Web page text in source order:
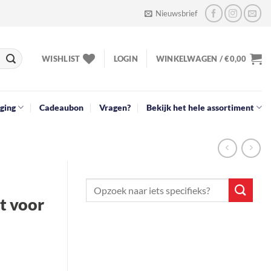
Nieuwsbrief
WISHLIST LOGIN WINKELWAGEN /€0,00
Cadeaubon Vragen? Bekijk het hele assortiment
voor